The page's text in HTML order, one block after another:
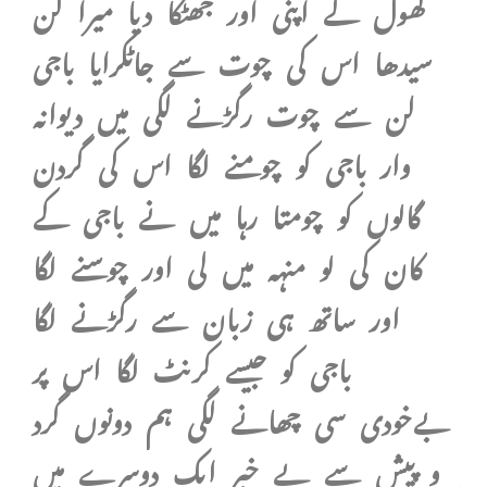
سیدھا اس کی چوت سے جاٹکرایا باجی
لن سے چوت رگڑنے لگی میں دیوانہ
وار باجی کو چومنے لگا اس کی گردن
گالوں کو چومتا رہا میں نے باجی کے
کان کی لو منہہ میں لی اور چوسنے لگا
اور ساتھ ہی زبان سے رگڑنے لگا
باجی کو جیسے کرنٹ لگا اس پر
بےخودی سی چھانے لگی ہم دونوں گرد
و پیش سے بے خبر ایک دوسرے میں